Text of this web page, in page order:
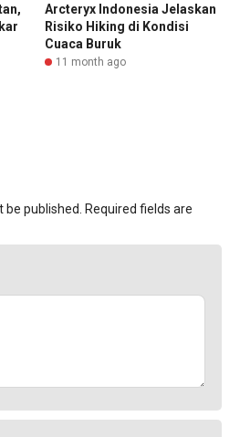
Arcteryx Indonesia Jelaskan
Risiko Hiking di Kondisi
Cuaca Buruk
11 month ago
published.
Required fields are